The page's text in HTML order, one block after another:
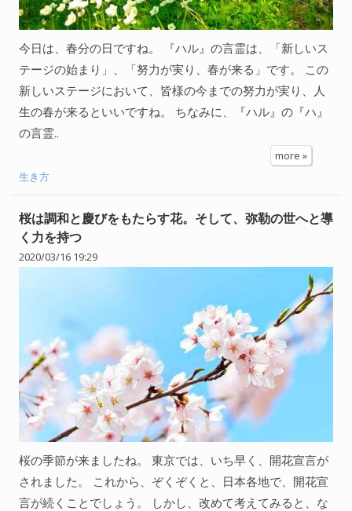
今日は、春分の日ですね。 『ハル』の言霊は、「新しいス
テージの始まり」、「努力が実り、春が来る」です。 この
新しいステージにおいて、皆様の今までの努力が実り、人
生の春が来るといいですね。 ちなみに、『ハル』の『ハ』
の言霊..
more »
生き方
桜は調和と慶びをもたらす花。そして、弥勒の世へと導
く力を持つ
2020/03/16 19:29
桜の季節が来ましたね。 東京では、いち早く、開花宣言が
されました。 これから、ぞくぞくと、日本各地で、開花宣
言が続くことでしょう。 しかし、改めて考えてみると、な